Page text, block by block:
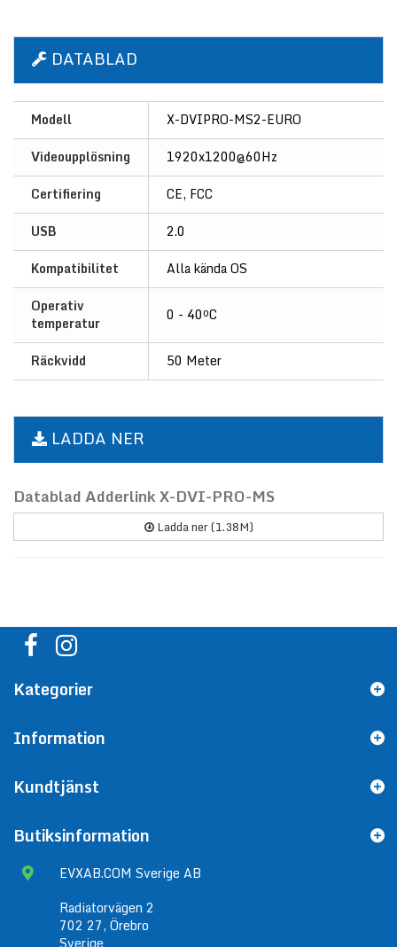
DATABLAD
Modell
X-DVIPRO-MS2-EURO
Videoupplösning
1920x1200@60Hz
Certifiering
CE, FCC
USB
2.0
Kompatibilitet
Alla kända OS
Operativ
temperatur
0 - 40ºC
Räckvidd 50 Meter
LADDA NER
Datablad Adderlink X-DVI-PRO-MS
Ladda ner (1.38M)
Kategorier
Information
Kundtjänst
Butiksinformation
EVXAB.COM Sverige AB
Radiatorvägen 2
702 27, Örebro